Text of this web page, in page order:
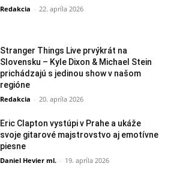
Redakcia - 22. apríla 2026
Stranger Things Live prvýkrát na
Slovensku – Kyle Dixon & Michael Stein
prichádzajú s jedinou show v našom
regióne
Redakcia - 20. apríla 2026
Eric Clapton vystúpi v Prahe a ukáže
svoje gitarové majstrovstvo aj emotívne
piesne
Daniel Hevier ml. - 19. apríla 2026